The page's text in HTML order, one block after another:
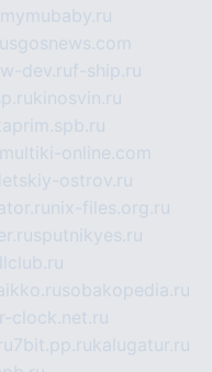
mymubaby.ru
rusgosnews.com
w-dev.ruf-ship.ru
kinosvin.ru
multiki-online.com
ostrov.ru
nix-files.org.ru
sputnikyes.ru
sobakopedia.ru
clock.net.ru
7bit.pp.rukalugatur.ru